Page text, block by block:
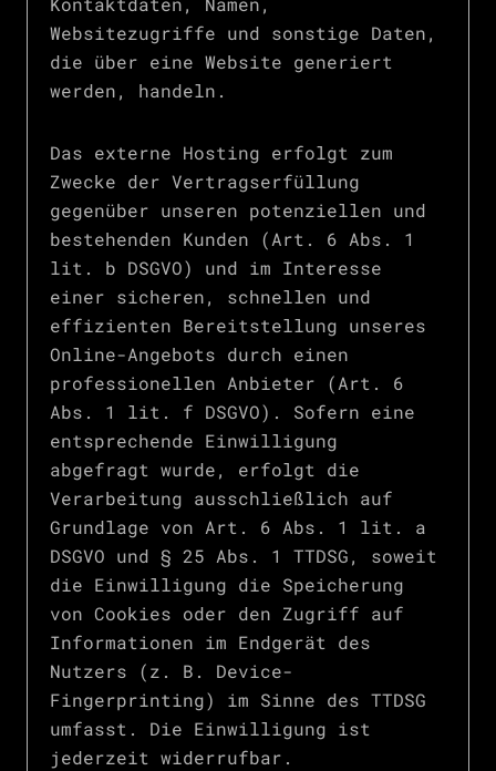
Websitezugriffe und sonstige Daten,
die über eine Website generiert
werden, handeln.
Das externe Hosting erfolgt zum
Zwecke der Vertragserfüllung
gegenüber unseren potenziellen und
bestehenden Kunden (Art. 6 Abs. 1
lit. b DSGVO) und im Interesse
einer sicheren, schnellen und
effizienten Bereitstellung unseres
Online-Angebots durch einen
professionellen Anbieter (Art. 6
Abs. 1 lit. f DSGVO). Sofern eine
entsprechende Einwilligung
abgefragt wurde, erfolgt die
Verarbeitung ausschließlich auf
Grundlage von Art. 6 Abs. 1 lit. a
DSGVO und § 25 Abs. 1 TTDSG, soweit
die Einwilligung die Speicherung
von Cookies oder den Zugriff auf
Informationen im Endgerät des
Nutzers (z. B. Device-
Fingerprinting) im Sinne des TTDSG
umfasst. Die Einwilligung ist
jederzeit widerrufbar.